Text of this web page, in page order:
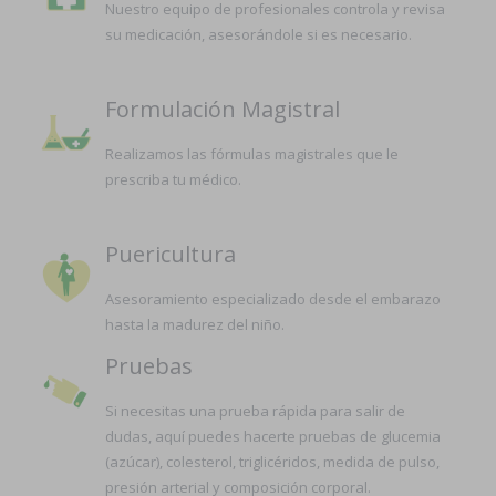
Nuestro equipo de profesionales controla y revisa
su medicación, asesorándole si es necesario.
Formulación Magistral
Realizamos las fórmulas magistrales que le
prescriba tu médico.
Puericultura
Asesoramiento especializado desde el embarazo
hasta la madurez del niño.
Pruebas
Si necesitas una prueba rápida para salir de
dudas, aquí puedes hacerte pruebas de glucemia
(azúcar), colesterol, triglicéridos, medida de pulso,
presión arterial y composición corporal.